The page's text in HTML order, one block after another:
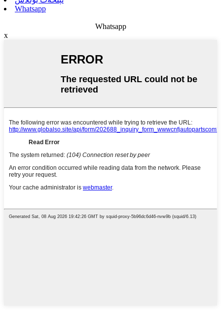
Whatsapp
Whatsapp
x